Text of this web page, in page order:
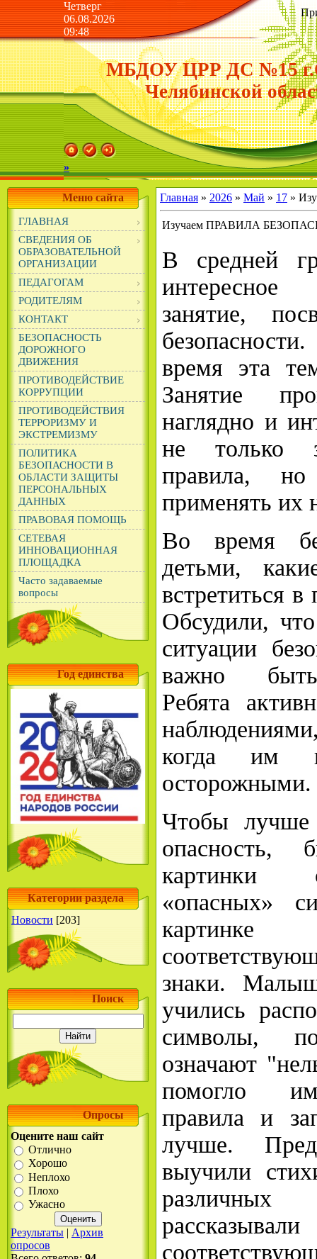
Четверг
06.08.2026
09:48
МБДОУ ЦРР ДС №15
Челябинской
»
Меню сайта
ГЛАВНАЯ
СВЕДЕНИЯ ОБ
ОБРАЗОВАТЕЛЬНОЙ
ОРГАНИЗАЦИИ
ПЕДАГОГАМ
РОДИТЕЛЯМ
КОНТАКТ
БЕЗОПАСНОСТЬ
ДОРОЖНОГО
ДВИЖЕНИЯ
ПРОТИВОДЕЙСТВИЕ
КОРРУПЦИИ
ПРОТИВОДЕЙСТВИЯ
ТЕРРОРИЗМУ И
ЭКСТРЕМИЗМУ
ПОЛИТИКА
БЕЗОПАСНОСТИ В
ОБЛАСТИ ЗАЩИТЫ
ПЕРСОНАЛЬНЫХ
ДАННЫХ
ПРАВОВАЯ ПОМОЩЬ
СЕТЕВАЯ
ИННОВАЦИОННАЯ
ПЛОЩАДКА
Часто задаваемые
вопросы
Год единства
Категории раздела
Новости [203]
Поиск
Опросы
Оцените наш сайт
Отлично
Хорошо
Неплохо
Плохо
Ужасно
Результаты | Архив
опросов
Главная » 2026 » Май » 17 »
Изучаем ПРАВИЛА
В средней
интересное
занятие,
время эта
Занятие
наглядно и
не только
правила,
применять их
Во время
детьми,
встретиться
Обсудили,
ситуации
важно
Ребята
когда им
осторожными.
Чтобы лучше
опасность,
картинки
«опасных»
знаки.
учились
символы,
означают
помогло им
правила и
лучше.
выучили